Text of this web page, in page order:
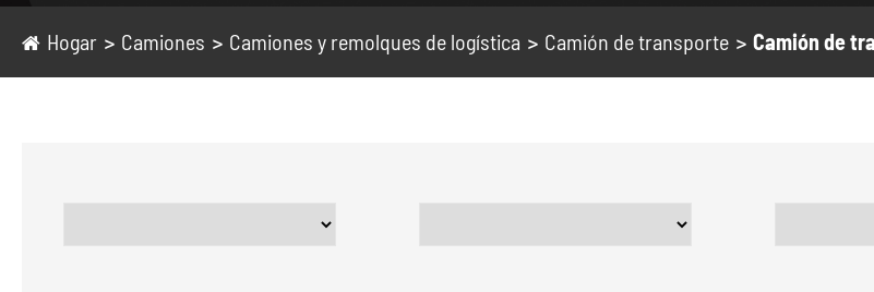
Hogar Camiones Camiones y remolques de logística Camión de transporte Camión de